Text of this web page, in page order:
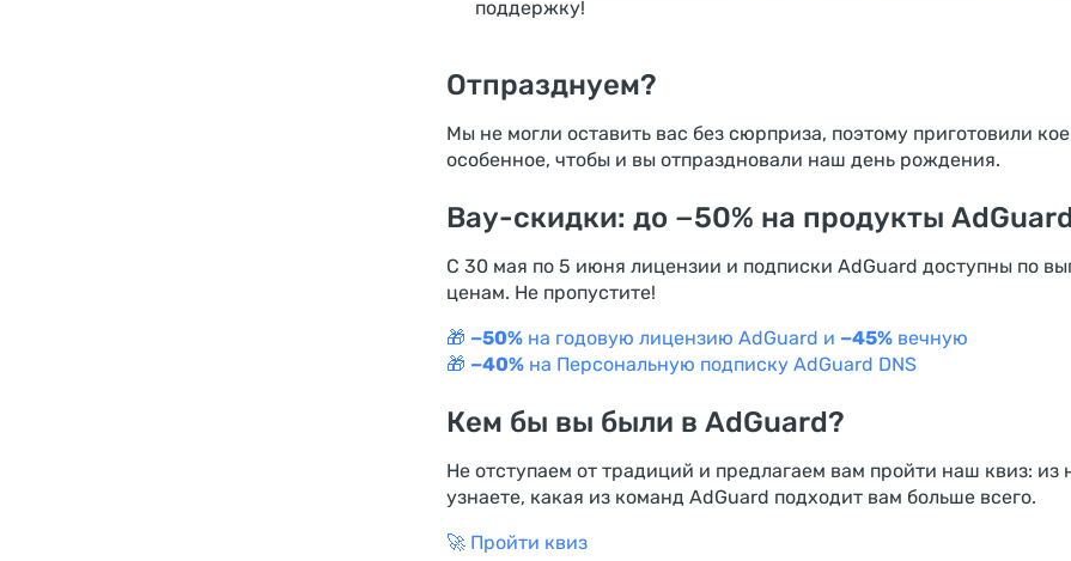
поддержку!
Отпразднуем?
Мы не могли оставить вас без сюрприза, поэтому приготовили
особенное, чтобы и вы отпраздновали наш день рождения.
Вау-скидки: до −50% на продукты AdGuard
С 30 мая по 5 июня лицензии и подписки AdGuard доступны по
ценам. Не пропустите!
🎁 −50% на годовую лицензию AdGuard и −45% вечную
🎁 −40% на Персональную подписку AdGuard DNS
Кем бы вы были в AdGuard?
Не отступаем от традиций и предлагаем вам пройти наш квиз: из
узнаете, какая из команд AdGuard подходит вам больше всего.
🚀 Пройти квиз